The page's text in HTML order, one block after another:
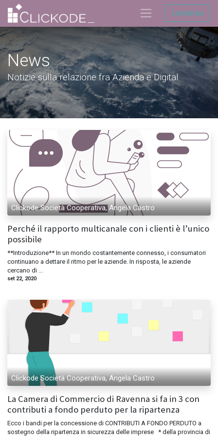
Contattaci
News
Notizie sulla relazione fra Azienda e Digital
Clickode Società Cooperativa, Angela Castro
Perché il rapporto multicanale con i clienti è l’unico
possibile
**Introduzione** In un mondo costantemente connesso, i consumatori
continuano a dettare il ritmo per le aziende. In risposta, le aziende
cercano di ...
set 22, 2020
Clickode Società Cooperativa, Angela Castro
La Camera di Commercio di Ravenna si fa in 3 con
contributi a fondo perduto per la ripartenza
Ecco i bandi per la concessione di CONTRIBUTI A FONDO PERDUTO a
sostegno della ripartenza in sicurezza delle imprese * della provincia di